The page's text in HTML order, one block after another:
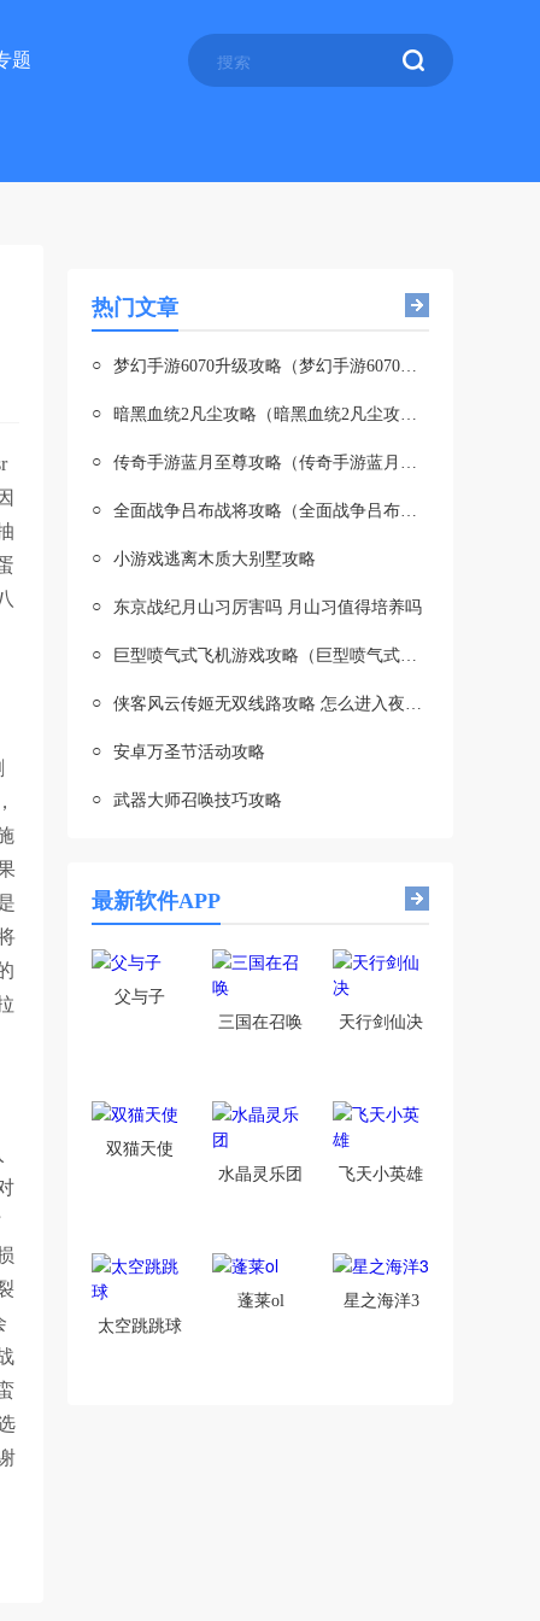
题
热门文章
○ 梦幻手游6070升级攻略（梦幻手游6070升级攻略图）
○ 暗黑血统2凡尘攻略（暗黑血统2凡尘攻略大全）
○ 传奇手游蓝月至尊攻略（传奇手游蓝月至尊攻略图）
○ 全面战争吕布战将攻略（全面战争吕布战将攻略大全）
○ 小游戏逃离木质大别墅攻略
○ 东京战纪月山习厉害吗 月山习值得培养吗
○ 巨型喷气式飞机游戏攻略（巨型喷气式飞行模拟器破解版）
○ 侠客风云传姬无双线路攻略 怎么进入夜叉线
○ 安卓万圣节活动攻略
○ 武器大师召唤技巧攻略
最新软件APP
父与子
三国在召唤
天行剑仙决
双猫天使
水晶灵乐团
飞天小英雄
太空跳跳球
蓬莱ol 星之海洋3